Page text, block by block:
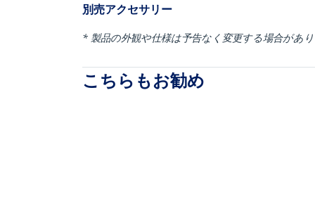
別売アクセサリー
* 製品の外観や仕様は予告なく変更する場合があ
こちらもお勧め